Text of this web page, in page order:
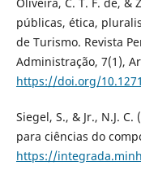
Oliveira, C. T. F. de, &
públicas, ética,
de Turismo. Revista
Administração, 7(1),
https://doi.org/
Siegel, S., & Jr., N.J.
para ciências do
https://